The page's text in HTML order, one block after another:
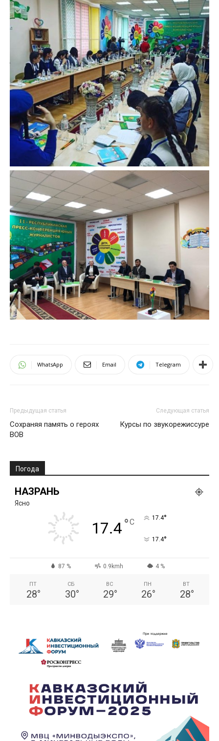
WhatsApp Email Telegram
Предыдущая статья
Сохраняя память о героях
ВОВ
Следующая статья
Курсы по звукорежиссуре
Погода
НАЗРАНЬ
Ясно
17.4°C 17.4°
17.4°
87 % 0.9kmh 4 %
ПТ
28°
СБ
30°
ВС
29°
ПН
26°
ВТ
28°